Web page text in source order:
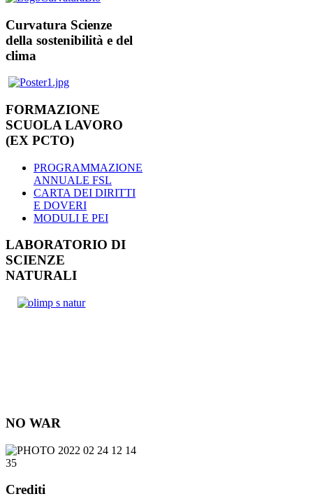
Curvatura Scienze
della sostenibilità e del
clima
FORMAZIONE
SCUOLA LAVORO
(EX PCTO)
PROGRAMMAZIONE
ANNUALE FSL
CARTA DEI DIRITTI
E DOVERI
MODULI E PEI
LABORATORIO DI
SCIENZE
NATURALI
NO WAR
Crediti